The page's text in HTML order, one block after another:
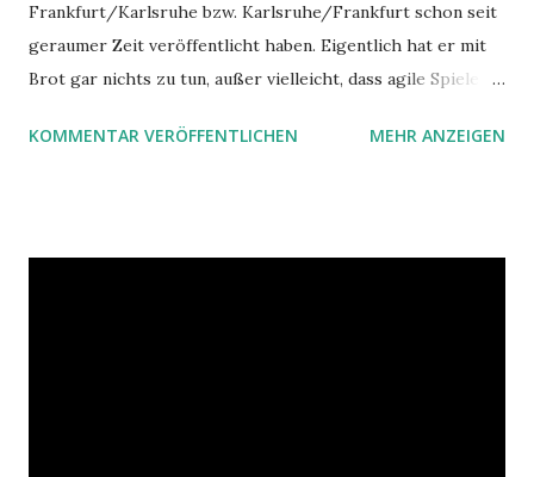
Frankfurt/Karlsruhe bzw. Karlsruhe/Frankfurt schon seit
geraumer Zeit veröffentlicht haben. Eigentlich hat er mit
Brot gar nichts zu tun, außer vielleicht, dass agile Spiele
Veranstaltung es in diesem Artikel geht, aber die Referenz
KOMMENTAR VERÖFFENTLICHEN MEHR ANZEIGEN